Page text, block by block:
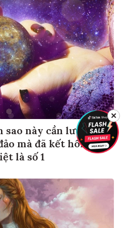
sao này cần lưu ý:
mà đã kết hôn cẩn
là số 1
✕